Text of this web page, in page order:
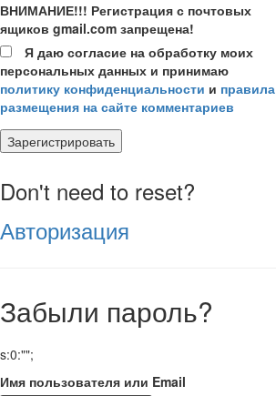
ВНИМАНИЕ!!! Регистрация с почтовых
ящиков gmail.com запрещена!
Я даю согласие на обработку моих
персональных данных и принимаю
политику конфиденциальности и правила
размещения на сайте комментариев
Зарегистрировать
Don't need to reset?
Авторизация
Забыли пароль?
s:0:"";
Имя пользователя или Email